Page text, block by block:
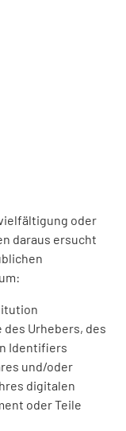
oder
daraus ersucht
des Urhebers, des
Identifiers
und/oder
digitalen
oder Teile